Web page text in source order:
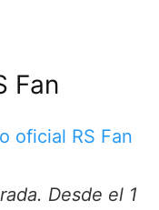
Fan
oficial RS Fan
Desde el 1